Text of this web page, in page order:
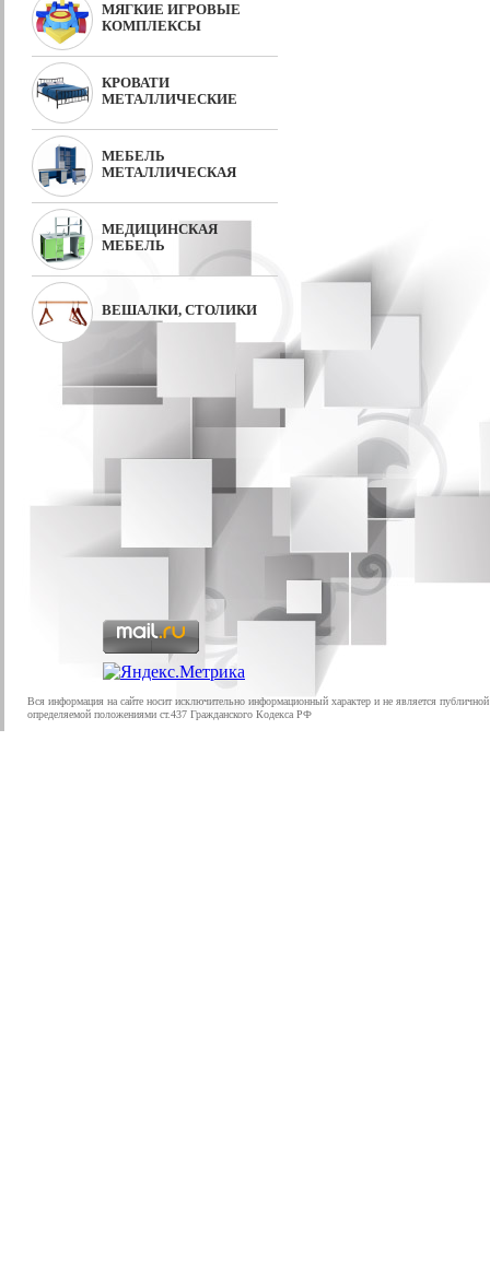
МЯГКИЕ ИГРОВЫЕ
КОМПЛЕКСЫ
КРОВАТИ
МЕТАЛЛИЧЕСКИЕ
МЕБЕЛЬ
МЕТАЛЛИЧЕСКАЯ
МЕДИЦИНСКАЯ
МЕБЕЛЬ
ВЕШАЛКИ, СТОЛИКИ
Вся информация на сайте носит исключительно информационный характер и не является
определяемой положениями ст.437 Гражданского Кодекса РФ